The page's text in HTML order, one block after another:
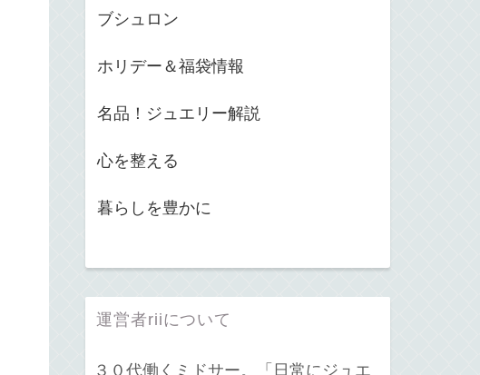
ブシュロン
ホリデー＆福袋情報
名品！ジュエリー解説
心を整える
暮らしを豊かに
運営者riiについて
３０代働くミドサー。「日常にジュエ